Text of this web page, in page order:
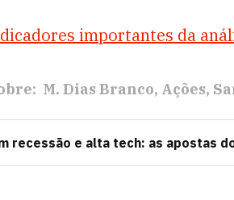
importantes da
M. Dias Branco Ações
recessão e alta tech: as apostas